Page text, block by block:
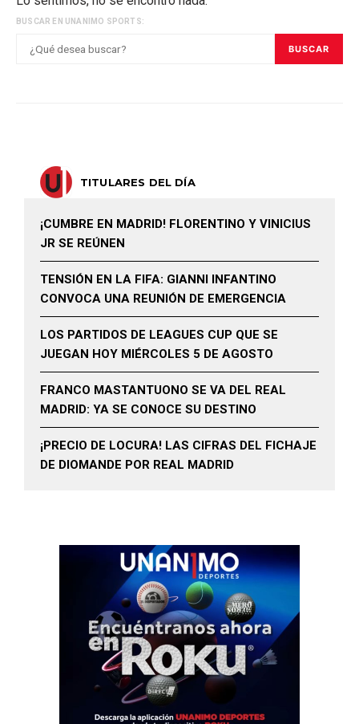
BUSCAR EN UNANIMO SPORTS:
BUSCAR
TITULARES DEL DÍA
¡CUMBRE EN MADRID! FLORENTINO Y VINICIUS
JR SE REÚNEN
TENSIÓN EN LA FIFA: GIANNI INFANTINO
CONVOCA UNA REUNIÓN DE EMERGENCIA
LOS PARTIDOS DE LEAGUES CUP QUE SE
JUEGAN HOY MIÉRCOLES 5 DE AGOSTO
FRANCO MASTANTUONO SE VA DEL REAL
MADRID: YA SE CONOCE SU DESTINO
¡PRECIO DE LOCURA! LAS CIFRAS DEL FICHAJE
DE DIOMANDE POR REAL MADRID